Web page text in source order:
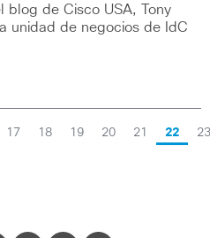
blog de Cisco USA, Tony
unidad de negocios de IdC
17 18 19 20 21 22 23